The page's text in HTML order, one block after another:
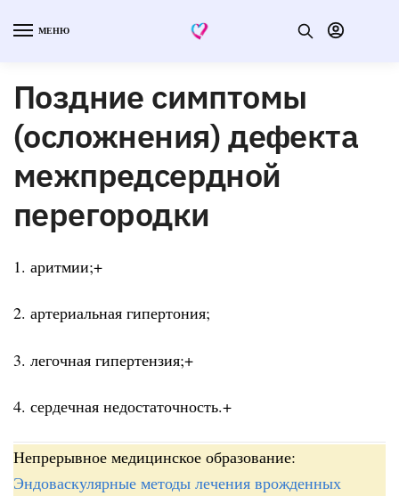
МЕНЮ
Поздние симптомы
(осложнения) дефекта
межпредсердной
перегородки
1. аритмии;+
2. артериальная гипертония;
3. легочная гипертензия;+
4. сердечная недостаточность.+
Непрерывное медицинское образование:
Эндоваскулярные методы лечения врожденных